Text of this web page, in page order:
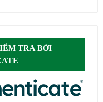
TRA BỞI